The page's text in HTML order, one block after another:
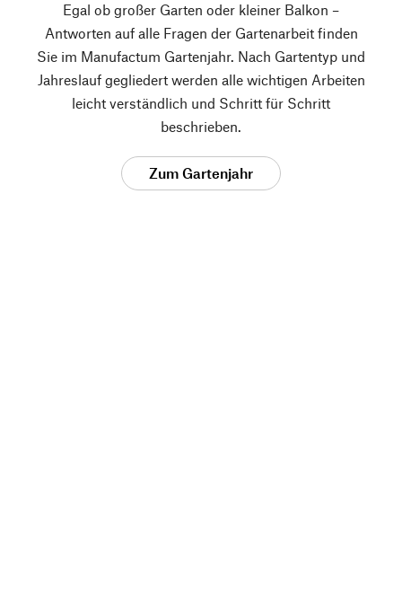
Egal ob großer Garten oder kleiner Balkon –
Antworten auf alle Fragen der Gartenarbeit finden
Sie im Manufactum Gartenjahr. Nach Gartentyp und
Jahreslauf gegliedert werden alle wichtigen Arbeiten
leicht verständlich und Schritt für Schritt
beschrieben.
Zum Gartenjahr